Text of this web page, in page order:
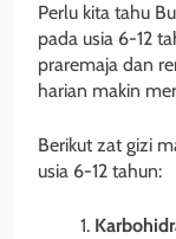
Perlu kita tahu
pada usia 6-12
praremaja dan
harian makin
Berikut zat gizi
usia 6-12 tahun: